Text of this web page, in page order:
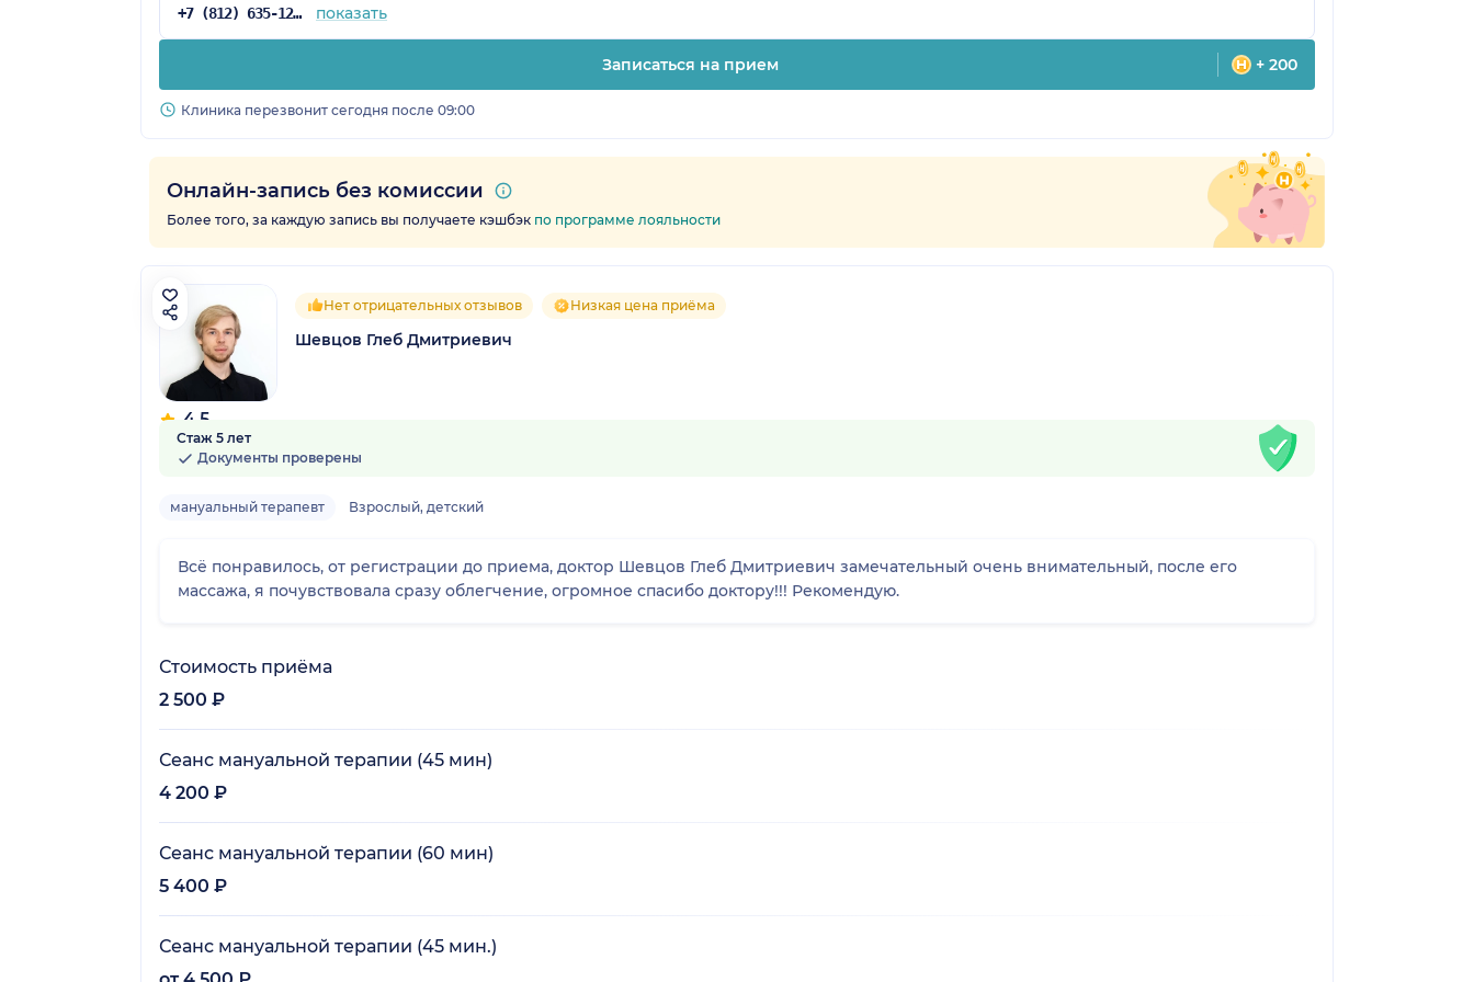
+7 (812) 635-12-72 показать
Записаться на прием + 200
Клиника перезвонит сегодня после 09:00
Онлайн-запись без комиссии
Более того, за каждую запись вы получаете кэшбэк по программе лояльности
4.5
25 отзывов
Нет отрицательных отзывов Низкая цена приёма
Шевцов Глеб Дмитриевич
Стаж 5 лет
Документы проверены
мануальный терапевт Взрослый, детский
Всё понравилось, от регистрации до приема, доктор Шевцов Глеб Дмитриевич замечательный очень внимательный, после его
массажа, я почувствовала сразу облегчение, огромное спасибо доктору!!! Рекомендую.
Стоимость приёма
2 500 ₽
Сеанс мануальной терапии (45 мин)
4 200 ₽
Сеанс мануальной терапии (60 мин)
5 400 ₽
Сеанс мануальной терапии (45 мин.)